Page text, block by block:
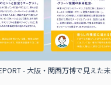
- 大阪・関西万博で見えた未